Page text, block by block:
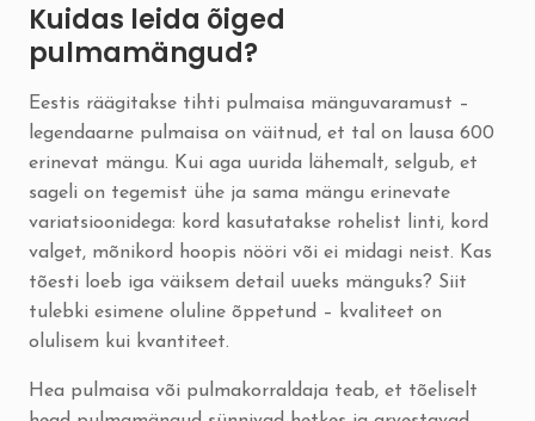
Kuidas leida õiged
pulmamängud?
Eestis räägitakse tihti pulmaisa mänguvaramust –
legendaarne pulmaisa on väitnud, et tal on lausa 600
erinevat mängu. Kui aga uurida lähemalt, selgub, et
sageli on tegemist ühe ja sama mängu erinevate
variatsioonidega: kord kasutatakse rohelist linti, kord
valget, mõnikord hoopis nööri või ei midagi neist. Kas
tõesti loeb iga väiksem detail uueks mänguks? Siit
tulebki esimene oluline õppetund – kvaliteet on
olulisem kui kvantiteet.
Hea pulmaisa või pulmakorraldaja teab, et tõeliselt